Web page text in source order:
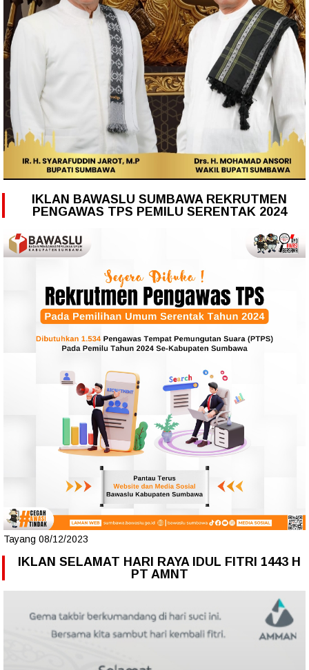
IKLAN BAWASLU SUMBAWA REKRUTMEN
PENGAWAS TPS PEMILU SERENTAK 2024
Tayang 08/12/2023
IKLAN SELAMAT HARI RAYA IDUL FITRI 1443 H
PT AMNT